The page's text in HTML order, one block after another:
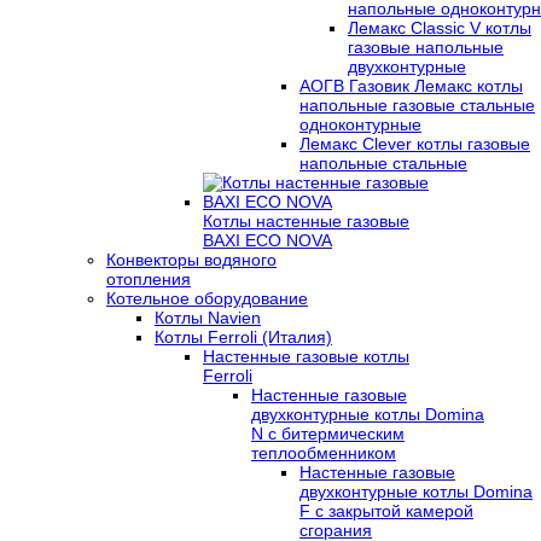
напольные
Лемакс Classic V котлы
газовые напольные
двухконтурные
АОГВ Газовик Лемакс котлы
напольные газовые стальные
одноконтурные
Лемакс Clever котлы газовые
напольные стальные
Котлы настенные газовые
BAXI ECO NOVA
Конвекторы водяного
отопления
Котельное оборудование
Котлы Navien
Котлы Ferroli (Италия)
Настенные газовые котлы
Ferroli
Настенные газовые
двухконтурные котлы Domina
N с битермическим
теплообменником
Настенные газовые
двухконтурные котлы Domina
F с закрытой камерой
сгорания